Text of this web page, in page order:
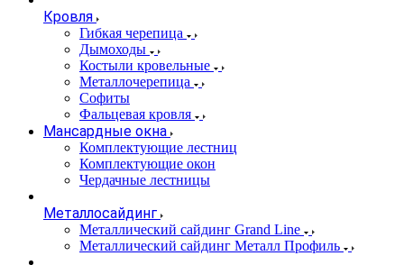
Кровля
Гибкая черепица
Дымоходы
Костыли кровельные
Металлочерепица
Софиты
Фальцевая кровля
Мансардные окна
Комплектующие лестниц
Комплектующие окон
Чердачные лестницы
Металлосайдинг
Металлический сайдинг Grand Line
Металлический сайдинг Металл Профиль